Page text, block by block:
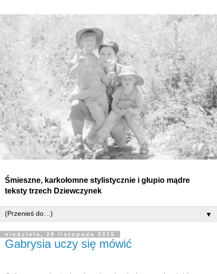
Śmieszne, karkołomne stylistycznie i głupio mądre
teksty trzech Dziewczynek
▼
niedziela, 29 listopada 2015
Gabrysia uczy się mówić